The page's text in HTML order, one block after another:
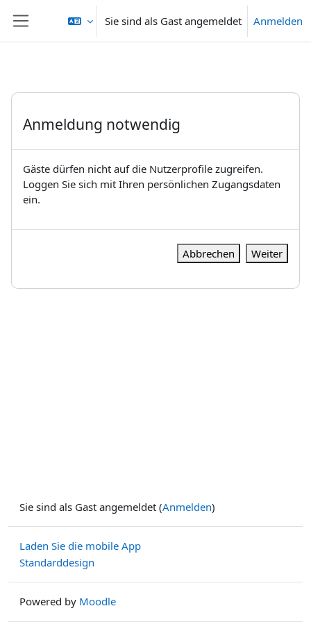
Website-Übersicht
Sie sind als Gast angemeldet Anmelden
Anmeldung notwendig
Gäste dürfen nicht auf die Nutzerprofile zugreifen.
Loggen Sie sich mit Ihren persönlichen Zugangsdaten
ein.
Abbrechen Weiter
Sie sind als Gast angemeldet (Anmelden)
Laden Sie die mobile App
Standarddesign
Powered by Moodle